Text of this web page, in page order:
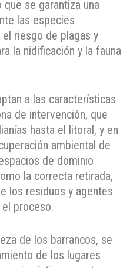
se garantiza una
las especies
riesgo de plagas y
la nidificación y la fauna
a las características
de intervención, que
hasta el litoral, y en
ambiental de
de dominio
la correcta retirada,
los residuos y agentes
proceso.
de los barrancos, se
de los lugares